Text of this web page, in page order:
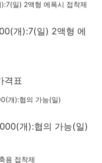
개):7(일) 2액형 에
격표
개):협의 가능(일)